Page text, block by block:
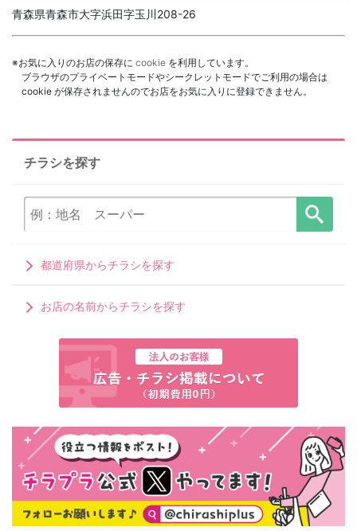
青森県青森市大字浜田字玉川208-26
※お気に入りのお店の保存に cookie を利用しています。
ブラウザのプライベートモードやシークレットモードでご利用の場合は
cookie が保存されませんのでお店をお気に入りに登録できません。
チラシを探す
都道府県からチラシを探す
お店の名前からチラシを探す